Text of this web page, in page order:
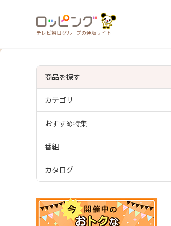
テレビ朝日グループの通販サイト
商品を探す
カテゴリ
おすすめ特集
番組
カタログ